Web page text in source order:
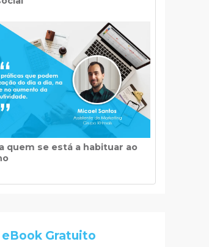
quem se está a habituar ao
eBook Gratuito